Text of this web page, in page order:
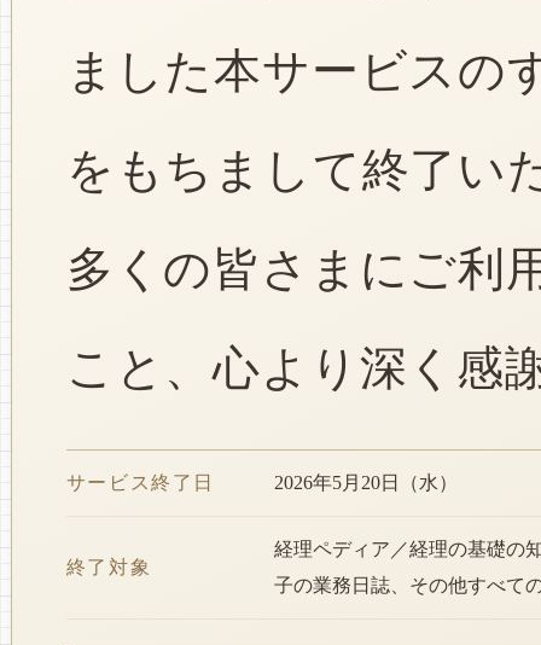
ました本サービスの
をもちまして終了い
多くの皆さまにご利
こと、心より深く感
サービス終了日 2026年5月20日（水）
終了対象
経理ペディア／経理の基礎の
子の業務日誌、その他すべて